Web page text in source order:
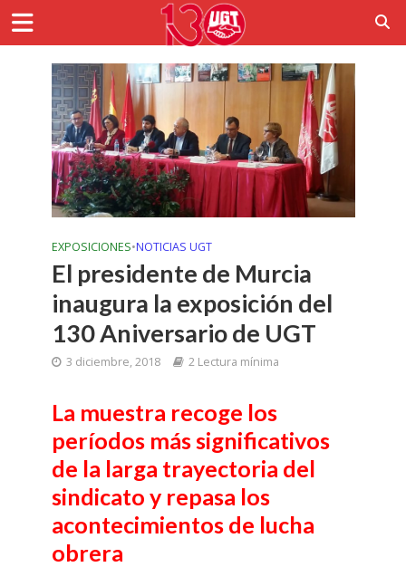
EXPOSICIONES•NOTICIAS UGT
El presidente de Murcia
inaugura la exposición del
130 Aniversario de UGT
3 diciembre, 2018 2 Lectura mínima
La muestra recoge los
períodos más significativos
de la larga trayectoria del
sindicato y repasa los
acontecimientos de lucha
obrera